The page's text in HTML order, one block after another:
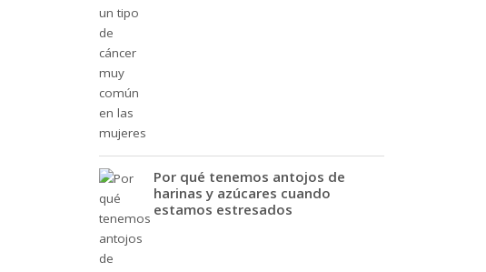
Por qué tenemos antojos de
harinas y azúcares cuando
estamos estresados